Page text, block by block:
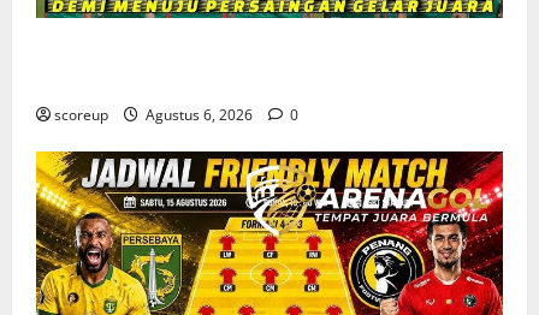
scoreup Agustus 6, 2026 0